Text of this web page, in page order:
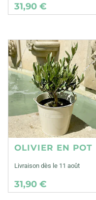
31,90 €
OLIVIER EN POT
Livraison dès le 11 août
31,90 €